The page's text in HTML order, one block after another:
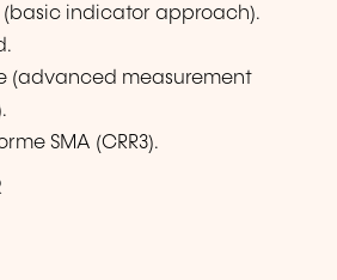
indicator approach).
(advanced measurement
SMA (CRR3).